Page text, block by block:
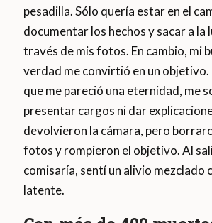
pesadilla. Sólo quería estar en el
documentar los hechos y sacar a la
través de mis fotos. En cambio, mi
verdad me convirtió en un objetivo.
que me pareció una eternidad, me
presentar cargos ni dar
devolvieron la cámara, pero
fotos y rompieron el objetivo. Al
comisaría, sentí un alivio mezclado
latente.